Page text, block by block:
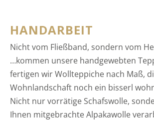
HANDARBEIT
Nicht vom Fließband, sondern vom
…kommen unsere handgewebten
fertigen wir Wollteppiche nach Maß,
Wohnlandschaft noch ein bisserl
Nicht nur vorrätige Schafswolle,
Ihnen mitgebrachte Alpakawolle